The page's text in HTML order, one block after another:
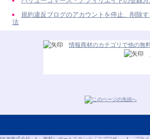
規約違反ブログのアカウントを停止、削除
法
情報商材のカテゴリで他の無